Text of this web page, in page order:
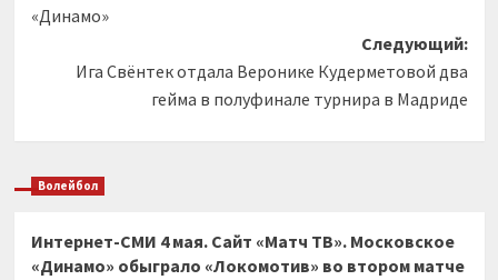
«Динамо»
Следующий:
Ига Свёнтек отдала Веронике Кудерметовой два
гейма в полуфинале турнира в Мадриде
Волейбол
Интернет-СМИ 4 мая. Сайт «Матч ТВ». Московское
«Динамо» обыграло «Локомотив» во втором матче